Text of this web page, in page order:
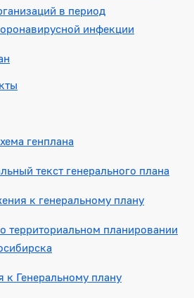
в период
инфекции
генплана
текст генерального плана
к генеральному плану
территориальном планировании
к Генеральному плану